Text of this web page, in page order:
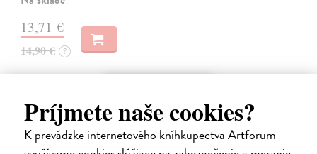
Príjmete naše cookies?
K prevádzke internetového kníhkupectva Artforum
13,71 €
14,90 € ?